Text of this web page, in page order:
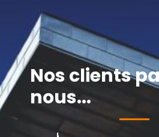
Nos clients
nous...